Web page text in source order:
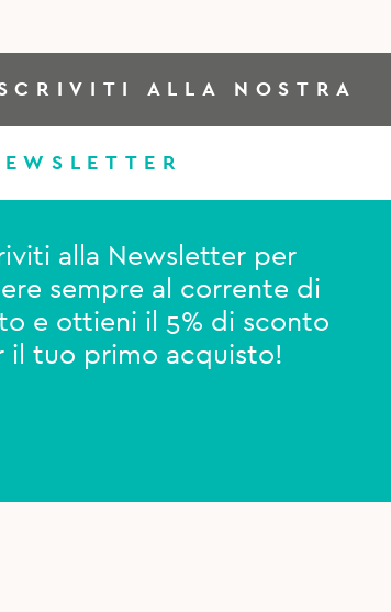
ALLA NOSTRA
alla Newsletter per
sempre al corrente di
e ottieni il 5% di sconto
il tuo primo acquisto!